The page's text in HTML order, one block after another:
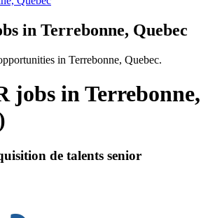
in Terrebonne, Quebec
in Terrebonne, Quebec.
jobs in Terrebonne,
de talents senior